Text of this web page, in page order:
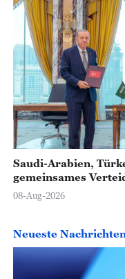
Saudi-Arabien,
gemeinsames
08-Aug-2026
Neueste Nachrichten